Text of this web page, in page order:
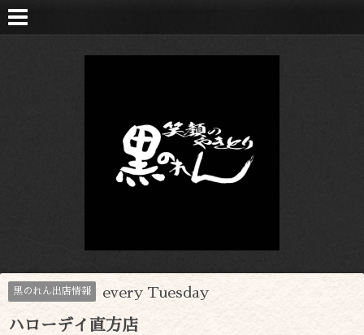
黒のれん出店情報 every Tuesday
ハローデイ直方店